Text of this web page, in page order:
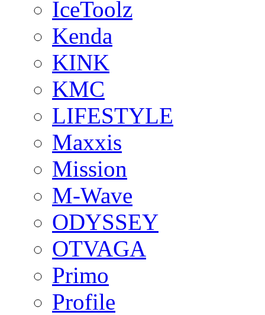
IceToolz
Kenda
KINK
KMC
LIFESTYLE
Maxxis
Mission
M-Wave
ODYSSEY
OTVAGA
Primo
Profile